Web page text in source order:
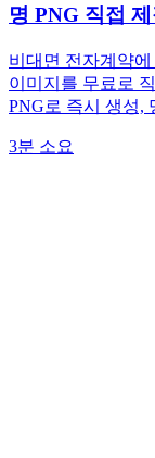
명 PNG 직접
비대면 전자계약
이미지를 무료로
PNG로 즉시 생성,
3분 소요